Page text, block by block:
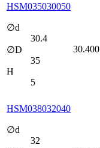
HSM035030050
∅d
30.4
∅D
35
H
5
30.400
HSM038032040
∅d
32